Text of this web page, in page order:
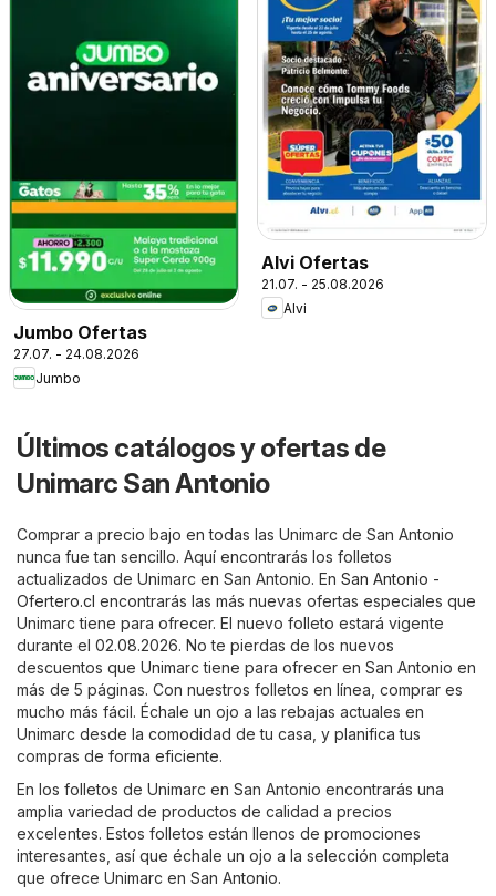
Jumbo Ofertas
27.07. - 24.08.2026
Jumbo
Alvi Ofertas
21.07. - 25.08.2026
Alvi
Últimos catálogos y ofertas de
Unimarc San Antonio
Comprar a precio bajo en todas las Unimarc de San Antonio
nunca fue tan sencillo. Aquí encontrarás los folletos
actualizados de Unimarc en San Antonio. En San Antonio -
Ofertero.cl encontrarás las más nuevas ofertas especiales que
Unimarc tiene para ofrecer. El nuevo folleto estará vigente
durante el 02.08.2026. No te pierdas de los nuevos
descuentos que Unimarc tiene para ofrecer en San Antonio en
más de 5 páginas. Con nuestros folletos en línea, comprar es
mucho más fácil. Échale un ojo a las rebajas actuales en
Unimarc desde la comodidad de tu casa, y planifica tus
compras de forma eficiente.
En los folletos de Unimarc en San Antonio encontrarás una
amplia variedad de productos de calidad a precios
excelentes. Estos folletos están llenos de promociones
interesantes, así que échale un ojo a la selección completa
que ofrece Unimarc en San Antonio.